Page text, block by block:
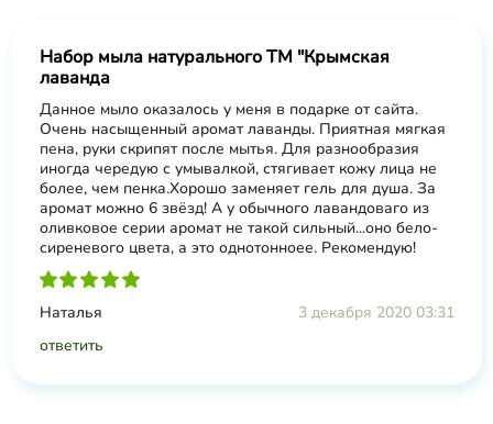
Набор мыла натурального ТМ "Крымская
лаванда
Данное мыло оказалось у меня в подарке от сайта.
Очень насыщенный аромат лаванды. Приятная мягкая
пена, руки скрипят после мытья. Для разнообразия
иногда чередую с умывалкой, стягивает кожу лица не
более, чем пенка.Хорошо заменяет гель для душа. За
аромат можно 6 звёзд! А у обычного лавандоваго из
оливковое серии аромат не такой сильный...оно бело-
сиреневого цвета, а это однотонноее. Рекомендую!
Наталья
3 декабря 2020 03:31
ответить